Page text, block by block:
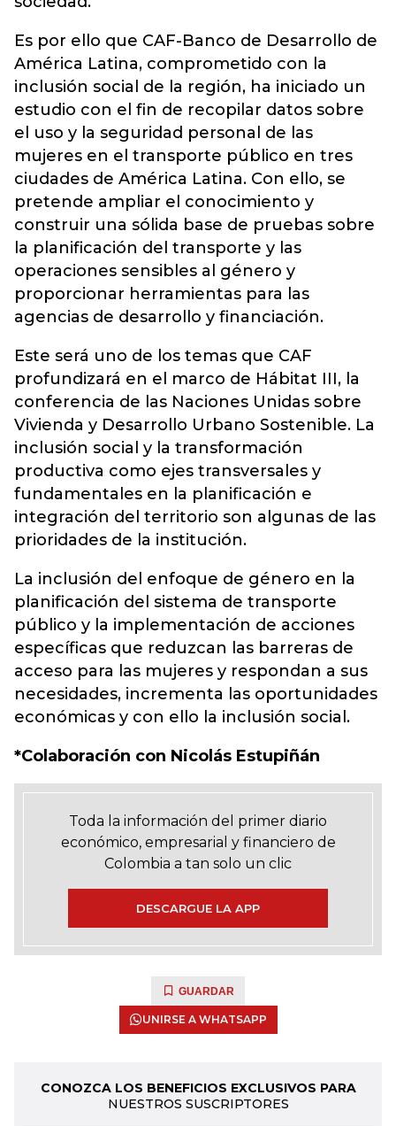
Es por ello que CAF-Banco de Desarrollo de
América Latina, comprometido con la
inclusión social de la región, ha iniciado un
estudio con el fin de recopilar datos sobre
el uso y la seguridad personal de las
mujeres en el transporte público en tres
ciudades de América Latina. Con ello, se
pretende ampliar el conocimiento y
construir una sólida base de pruebas sobre
la planificación del transporte y las
operaciones sensibles al género y
proporcionar herramientas para las
agencias de desarrollo y financiación.
Este será uno de los temas que CAF
profundizará en el marco de Hábitat III, la
conferencia de las Naciones Unidas sobre
Vivienda y Desarrollo Urbano Sostenible. La
inclusión social y la transformación
productiva como ejes transversales y
fundamentales en la planificación e
integración del territorio son algunas de las
prioridades de la institución.
La inclusión del enfoque de género en la
planificación del sistema de transporte
público y la implementación de acciones
específicas que reduzcan las barreras de
acceso para las mujeres y respondan a sus
necesidades, incrementa las oportunidades
económicas y con ello la inclusión social.
*Colaboración con Nicolás Estupiñán
Toda la información del primer diario
económico, empresarial y financiero de
Colombia a tan solo un clic
DESCARGUE LA APP
GUARDAR
UNIRSE A WHATSAPP
CONOZCA LOS BENEFICIOS EXCLUSIVOS PARA
NUESTROS SUSCRIPTORES